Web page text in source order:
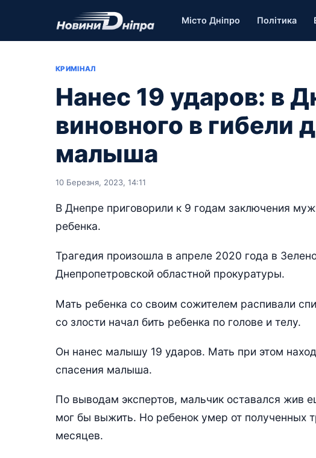
Місто Дніпро Політика
КРИМІНАЛ
Нанес 19 ударов: в
виновного в гибели
малыша
10 Березня, 2023, 14:11
В Днепре приговорили к 9 годам заключения
ребенка.
Трагедия произошла в апреле 2020 года в
Днепропетровской областной прокуратуры.
Мать ребенка со своим сожителем распивали
со злости начал бить ребенка по голове и телу.
Он нанес малышу 19 ударов. Мать при этом
спасения малыша.
По выводам экспертов, мальчик оставался жив
мог бы выжить. Но ребенок умер от полученных
месяцев.